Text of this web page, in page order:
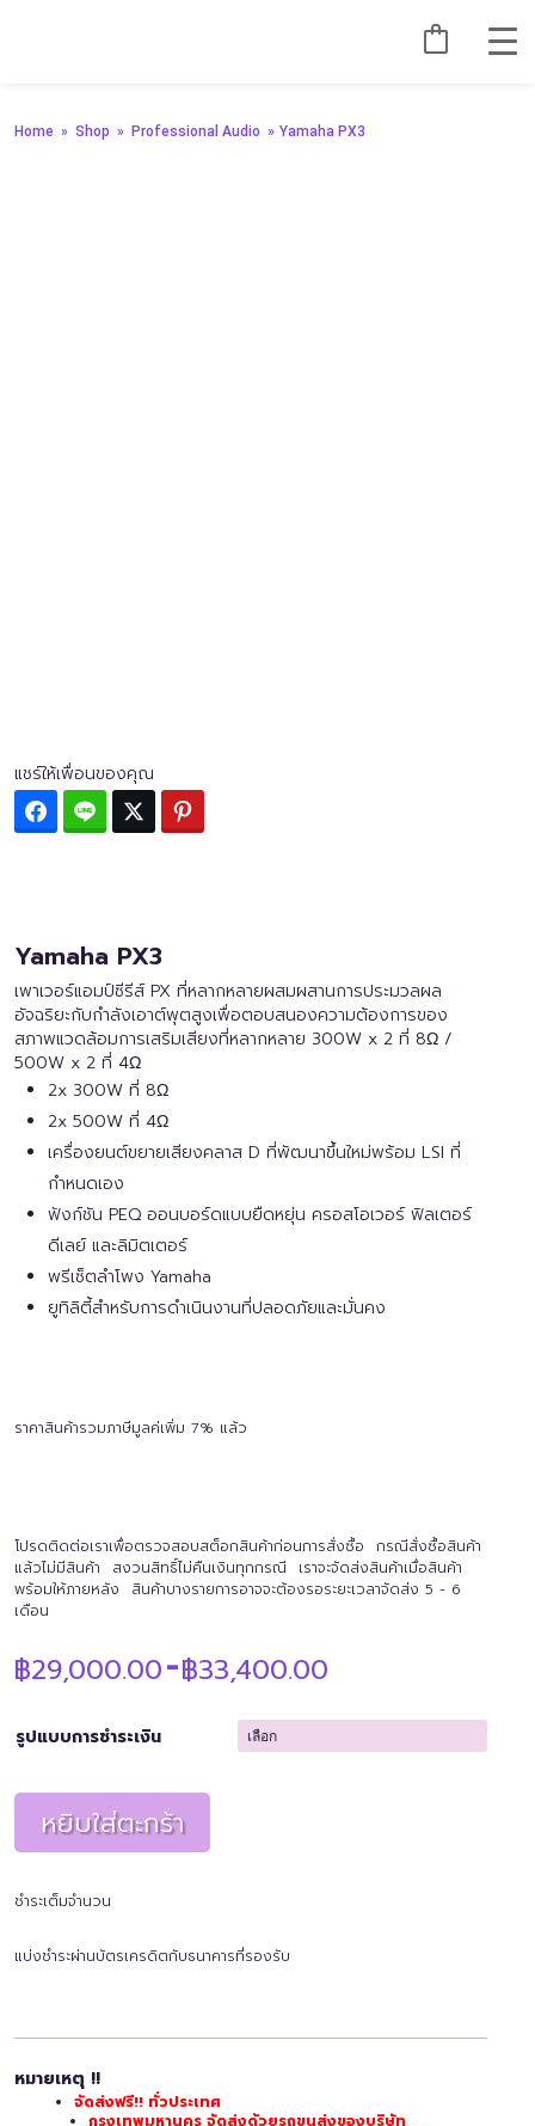
Home » Shop » Professional Audio » Yamaha PX3
แชร์ให้เพื่อนของคุณ
Facebook
Line Twitter
Yamaha PX3
เพาเวอร์แอมป์ซีรีส์ PX ที่หลากหลายผสมผสานการประมวลผล
อัจฉริยะกับกำลังเอาต์พุตสูงเพื่อตอบสนองความต้องการของ
สภาพแวดล้อมการเสริมเสียงที่หลากหลาย 300W x 2 ที่ 8Ω /
500W x 2 ที่ 4Ω
2x 300W ที่ 8Ω
2x 500W ที่ 4Ω
เครื่องยนต์ขยายเสียงคลาส D ที่พัฒนาขึ้นใหม่พร้อม LSI ที่
กำหนดเอง
ฟังก์ชัน PEQ ออนบอร์ดแบบยืดหยุ่น ครอสโอเวอร์ ฟิลเตอร์
ดีเลย์ และลิมิตเตอร์
พรีเซ็ตลำโพง Yamaha
ยูทิลิตี้สำหรับการดำเนินงานที่ปลอดภัยและมั่นคง
ราคาสินค้ารวมภาษีมูลค่เพิ่ม 7% แล้ว
โปรดติดต่อเราเพื่อตรวจสอบสต็อกสินค้าก่อนการสั่งซื้อ กรณีสั่งซื้อสินค้า
แล้วไม่มีสินค้า สงวนสิทธิ์ไม่คืนเงินทุกกรณี เราจะจัดส่งสินค้าเมื่อสินค้า
พร้อมให้ภายหลัง สินค้าบางรายการอาจจะต้องรอระยะเวลาจัดส่ง 5 - 6
เดือน
฿29,000.00–฿33,400.00
฿29,000.00
฿33,400.00
รูปแบบการชำระเงิน
หยิบใส่ตะกร้า
ชำระเต็มจำนวน
แบ่งชำระผ่านบัตรเครดิตกับธนาคารที่รองรับ
หมายเหตุ !!
จัดส่งฟรี!! ทั่วประเทศ
กรุงเทพมหานคร จัดส่งด้วยรถขนส่งของบริษัท